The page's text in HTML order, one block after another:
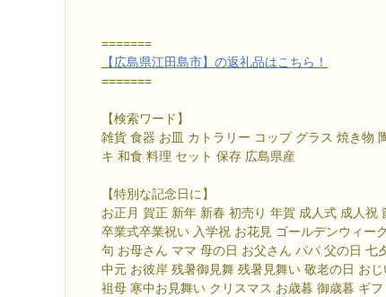
=======
【広島県江田島市】の返礼品はこちら！
=======
【検索ワード】
雑貨 食器 お皿 カトラリー コップ グラス 焼き物
キ 和食 料理 セット 保存 広島県産
【特別な記念日に】
お正月 賀正 新年 新春 初売り 年賀 成人式 成人祝
卒業式卒業祝い 入学祝 お花見 ゴールデンウィー
句 お母さん ママ 母の日 お父さん パパ 父の日 七
中元 お彼岸 残暑御見舞 残暑見舞い 敬老の日 お
祖母 寒中お見舞い クリスマス お歳暮 御歳暮 ギ